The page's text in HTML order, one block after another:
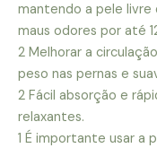
mantendo a pele livre
maus odores por até
2 Melhorar a
peso nas pernas e
2 Fácil absorção e
relaxantes.
1 É importante usar a